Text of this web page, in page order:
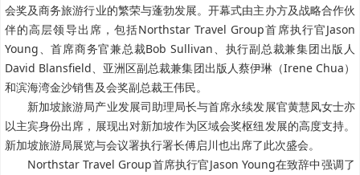
会奖及商务旅游行业的繁荣与蓬勃发展。开幕式由主办方及战略合作伙
伴的高层领导出席，包括Northstar Travel Group首席执行官Jason
Young、首席商务官兼总裁Bob Sullivan、执行副总裁兼集团出版人
David Blansfield、亚洲区副总裁兼集团出版人蔡伊琳（Irene Chua）
和滨海湾金沙销售及会奖副总裁王伟民。
新加坡旅游局产业发展司助理局长与首席永续发展官黄慧凤女士亦
以主宾身份出席，展现出对新加坡作为区域会奖枢纽发展的高度支持。
新加坡旅游局展览与会议署执行署长傅启川也出席了此次盛会。
Northstar Travel Group首席执行官Jason Young在致辞中强调了